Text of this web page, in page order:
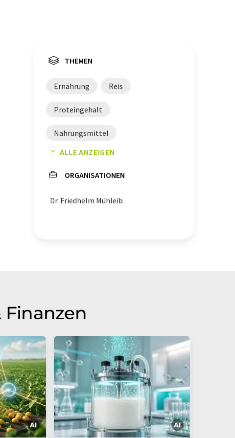
THEMEN
Ernährung Reis
Proteingehalt
Nahrungsmittel
Nachhaltigkeit
Hypercholesterinämie
Getreide Chiasamen
ALLE ANZEIGEN
ORGANISATIONEN
Dr. Friedhelm Mühleib
Finanzen